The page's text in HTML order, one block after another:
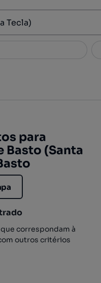
para
Basto (Santa
correspondam à
outros critérios